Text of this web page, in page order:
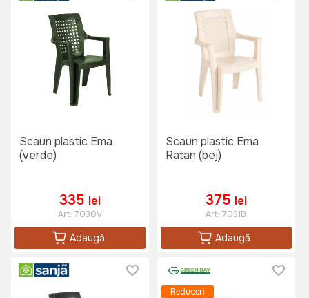
Scaun plastic Ema
(verde)
335 lei
Art: 7030V
Adaugă
Scaun plastic Ema
Ratan (bej)
375 lei
Art: 7031B
Adaugă
Reduceri